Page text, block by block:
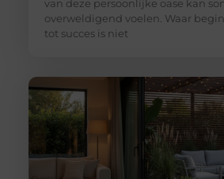
van deze persoonlijke oase kan
overweldigend voelen. Waar
tot succes is niet